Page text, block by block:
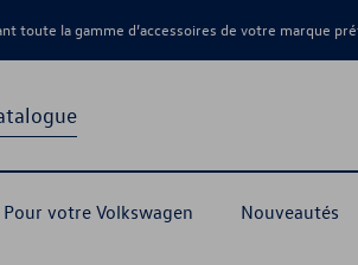
toute la gamme d’accessoires de votre marque
Pour votre Volkswagen Nouveautés